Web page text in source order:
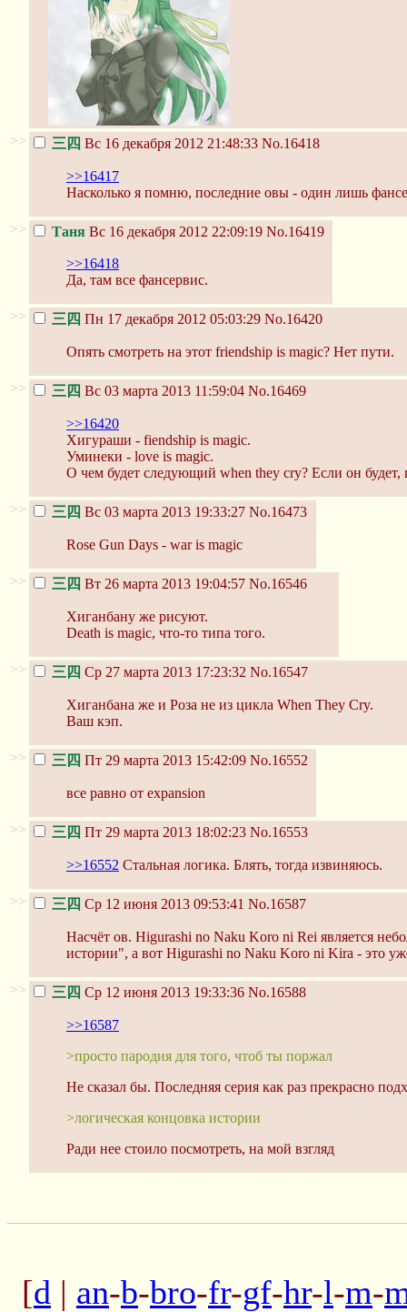
>> 三四 Вс 16 декабря 2012 21:48:33 No.16418
>>16417
Насколько я помню, последние овы - один лишь
>> Таня Вс 16 декабря 2012 22:09:19 No.16419
>>16418
Да, там все фансервис.
>> 三四 Пн 17 декабря 2012 05:03:29 No.16420
Опять смотреть на этот friendship is magic? Нет пути.
>> 三四 Вс 03 марта 2013 11:59:04 No.16469
>>16420
Хигураши - fiendship is magic.
Уминеки - love is magic.
О чем будет следующий when they cry? Если он будет,
>> 三四 Вс 03 марта 2013 19:33:27 No.16473
Rose Gun Days - war is magic
>> 三四 Вт 26 марта 2013 19:04:57 No.16546
Хиганбану же рисуют.
Death is magic, что-то типа того.
>> 三四 Ср 27 марта 2013 17:23:32 No.16547
Хиганбана же и Роза не из цикла When They Cry.
Ваш кэп.
>> 三四 Пт 29 марта 2013 15:42:09 No.16552
все равно от expansion
>> 三四 Пт 29 марта 2013 18:02:23 No.16553
>>16552 Стальная логика. Блять, тогда извиняюсь.
>> 三四 Ср 12 июня 2013 09:53:41 No.16587
Насчёт ов. Higurashi no Naku Koro ni Rei является
истории", а вот Higurashi no Naku Koro ni Kira - это
>> 三四 Ср 12 июня 2013 19:33:36 No.16588
>>16587
>просто пародия для того, чтоб ты поржал
Не сказал бы. Последняя серия как раз прекрасно
>логическая концовка истории
Ради нее стоило посмотреть, на мой взгляд
[d | an-b-bro-fr-gf-hr-l-m-